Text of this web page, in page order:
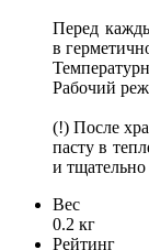
Перед
в
Рабочий
(!) После
пасту в
и
Вес
0.2 кг
Рейтинг